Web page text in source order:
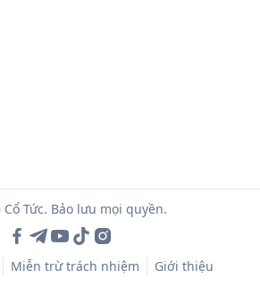
Tức. Bảo lưu mọi quyền.
Miễn trừ trách nhiệm Giới thiệu